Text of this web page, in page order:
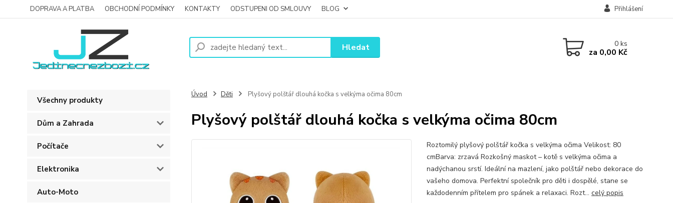
DOPRAVA A PLATBA OBCHODNÍ PODMÍNKY KONTAKTY ODSTUPENI OD SMLOUVY BLOG Přihlášení
Hledat 0ks
za 0,00 Kč
Všechny produkty
Dům a Zahrada
Počítače
Elektronika
Auto-Moto
Úvod Děti Plyšový polštář dlouhá kočka s velkýma očima 80cm
Plyšový polštář dlouhá kočka s velkýma očima 80cm
Roztomilý plyšový polštář kočka s velkýma očima Velikost: 80
cmBarva: zrzavá Rozkošný maskot – kotě s velkýma očima a
nadýchanou srstí. Ideální na mazlení, jako polštář nebo dekorace do
vašeho domova. Perfektní společník pro děti i dospělé, stane se
každodenním přítelem pro spánek a relaxaci. Rozt... celý popis